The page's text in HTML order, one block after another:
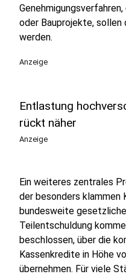
oder Bauprojekte,
werden.
Anzeige
Entlastung
rückt näher
Anzeige
Ein weiteres zentrales
der besonders klammen
bundesweite
Teilentschuldung
beschlossen, über die
Kassenkredite in Höhe
übernehmen. Für viele